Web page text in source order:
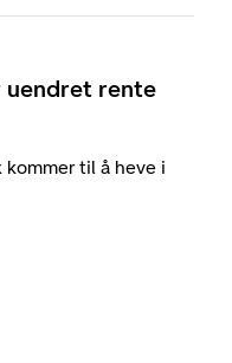
uendret rente
kommer til å heve i